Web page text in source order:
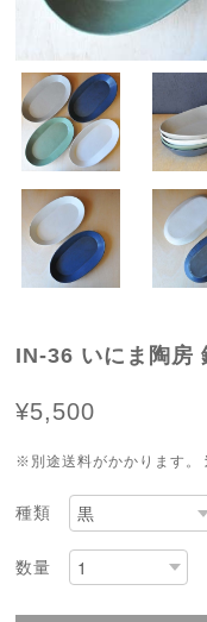
IN-36 いにま陶房
¥5,500
※別途送料がかかります。
種類
数量